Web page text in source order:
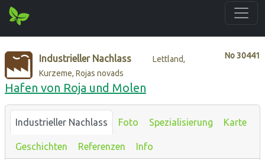
No30441
Industrieller Nachlass
Lettland,
Kurzeme, Rojas novads
Hafen von Roja und Molen
Industrieller Nachlass Foto Spezialisierung Karte
Geschichten Referenzen Info